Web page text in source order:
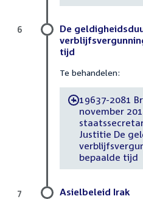
De
tijd
Te behandelen:
-19637-2081
november
Justitie De
bepaalde tijd
6
Asielbeleid Irak
7